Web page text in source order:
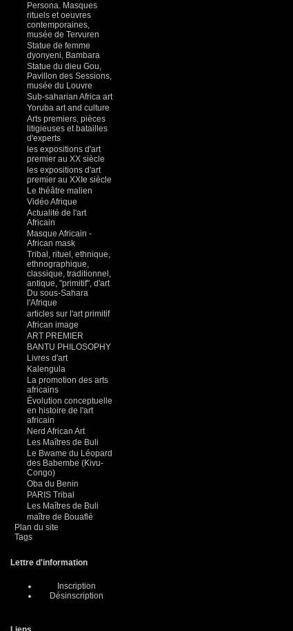
Persona. Masques
rituels et oeuvres
contemporaines,
musée de Tervuren
Statue de femme
dyonyeni, Bambara
Statue du dieu Gou,
Pavillon des Sessions,
musée du Louvre
Sub-saharian Africa art
Yoruba art and culture
Arts premiers, pièces
litigieuses et batailles
d'experts
les expositions d'art
premier au XX siècle
les expositions d'art
premier au XXIe siècle
Le théâtre malien
Vidéo Afrique
Actualité de l'art
Africain
Masque Africain -
African mask
Tribal, rituel, ethnique,
ethnographique,
classique, traditionnel,
antique, "primitif", d'art
Du sous-Sahara
l'Afrique
articles sur l'art primitif
African image
ART PREMIER
BANTU PHILOSOPHY
Livres d'art
Kalengula
La promotion des arts
africains
Évolution conceptuelle
en histoire de l'art
africain
Nerd African Art
Les Maîtres de Buli
Le Bwame du Léopard
des Babembe (Kivu-
Congo)
Oba du Benin
PARIS Tribal
Les Maîtres de Buli
maître de Bouaflé
Plan du site
Tags
Lettre d'information
Inscription
Désinscription